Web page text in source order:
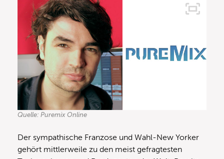
Quelle: Puremix Online
Der sympathische Franzose und Wahl-New Yorker
gehört mittlerweile zu den meist gefragtesten